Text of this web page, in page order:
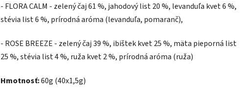
- FLORA CALM - zelený čaj 61 %, jahodový list 20 %, levanduľa kvet 6 %,
stévia list 6 %, prírodná aróma (levanduľa, pomaranč),
- ROSE BREEZE - zelený čaj 39 %, ibištek kvet 25 %, mäta pieporná list
25 %, stévia list 4 %, ruža kvet 2 %, prírodná aróma (ruža)
Hmotnosť:60g (40x1,5g)